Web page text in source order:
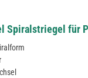
Spiralstriegel für